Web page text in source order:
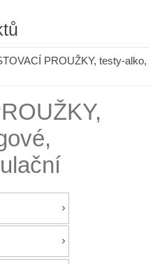
PROUŽKY, testy-alko,